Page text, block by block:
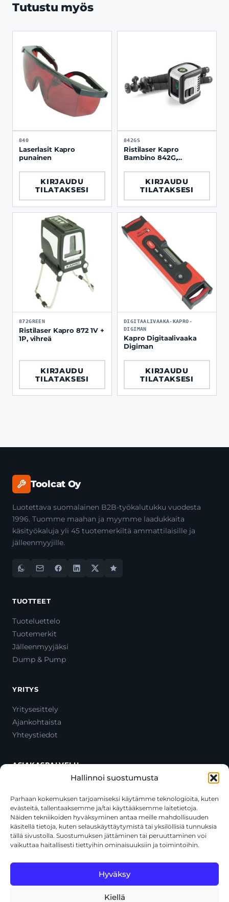
Hallinnoi suostumusta
Parhaan kokemuksen tarjoamiseksi käytämme teknologioita, kuten
evästeitä, tallentaaksemme ja/tai käyttääksemme laitetietoja.
Näiden tekniikoiden hyväksyminen antaa meille mahdollisuuden
käsitellä tietoja, kuten selauskäyttäytymistä tai yksilöllisiä tunnuksia
tällä sivustolla. Suostumuksen jättäminen tai peruuttaminen voi
vaikuttaa haitallisesti tiettyihin ominaisuuksiin ja toimintoihin.
Hyväksy
Kiellä
Tutustu myös
840
Laserlasit Kapro
punainen
KIRJAUDU
TILATAKSESI
842GS
Ristilaser Kapro
Bambino 842G,
kolmijalka
KIRJAUDU
TILATAKSESI
872GREEN
Ristilaser Kapro 872 1V +
1P, vihreä
KIRJAUDU
TILATAKSESI
DIGITAALIVAAKA-KAPRO-
DIGIMAN
Kapro Digitaalivaaka
Digiman
KIRJAUDU
TILATAKSESI
Toolcat Oy
Luotettava suomalainen B2B-työkalutukku vuodesta
1996. Tuomme maahan ja myymme laadukkaita
käsityökaluja yli 45 tuotemerkiltä ammattilaisille ja
jälleenmyyjille.
TUOTTEET
Tuoteluettelo
Tuotemerkit
Jälleenmyyjäksi
Dump & Pump
YRITYS
Yritysesittely
Ajankohtaista
Yhteystiedot
ASIAKASPALVELU
Oma tili
Maksutavat
Toimitustavat
Usein kysytyt kysymykset
+358 44 270 3795
asiakaspalvelu@toolcat.fi